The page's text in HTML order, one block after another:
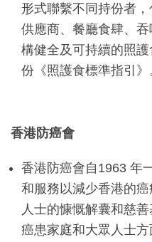
形式聯繫不同持份者
供應商、餐廳食肆、
構健全及可持續的照
份《照護食標準指引》
香港防癌會
香港防癌會自1963 年
和服務以減少香港的
人士的慷慨解囊和慈
癌患家庭和大眾人士方